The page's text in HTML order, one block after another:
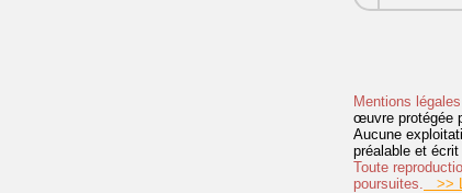
Mentions
œuvre protégée
Aucune
préalable et
Toute
poursuites.
>>